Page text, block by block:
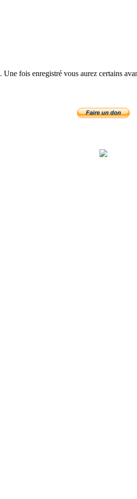
. Une fois enregistré vous aurez certains